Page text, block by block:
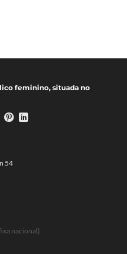
feminino, situada no
54
nacional)